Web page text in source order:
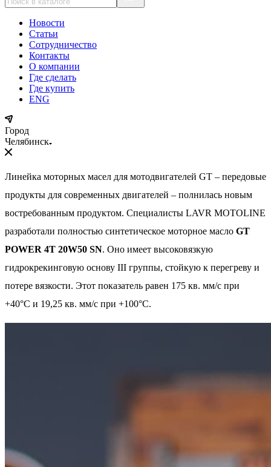
Новости
Статьи
Сотрудничество
Контакты
О компании
Где сделать
Где купить
ENG
Город
Челябинск
Линейка моторных масел для мотодвигателей GT – передовые
продукты для современных двигателей – полнилась новым
востребованным продуктом. Специалисты LAVR MOTOLINE
разработали полностью синтетическое моторное масло GT
POWER 4T 20W50 SN. Оно имеет высоковязкую
гидрокрекинговую основу III группы, стойкую к перегреву и
потере вязкости. Этот показатель равен 175 кв. мм/с при
+40°С и 19,25 кв. мм/с при +100°С.